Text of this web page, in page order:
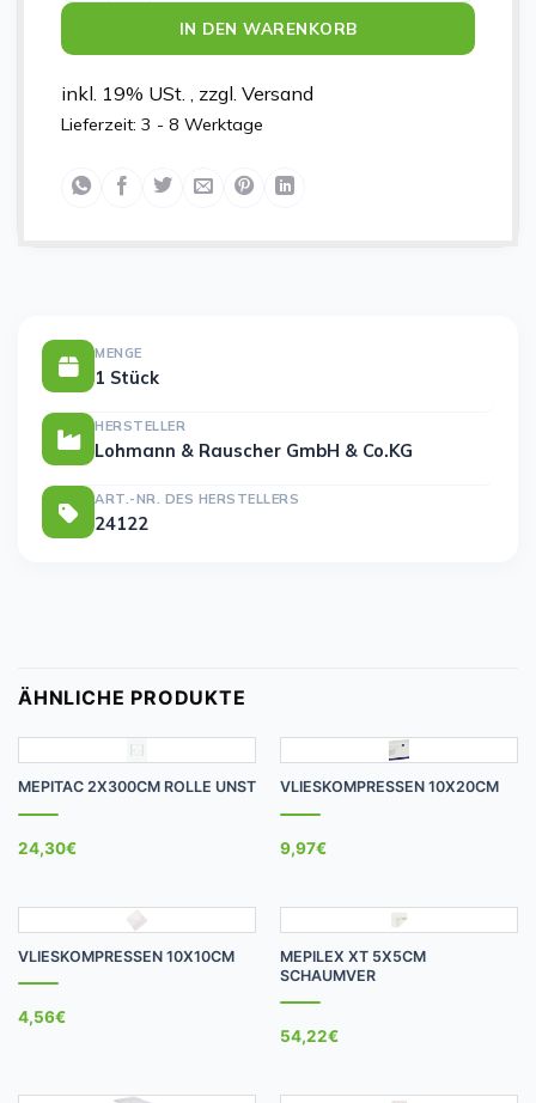
IN DEN WARENKORB
inkl. 19% USt. , zzgl. Versand
Lieferzeit: 3 - 8 Werktage
MENGE
1 Stück
HERSTELLER
Lohmann & Rauscher GmbH & Co.KG
ART.-NR. DES HERSTELLERS
24122
ÄHNLICHE PRODUKTE
MEPITAC 2X300CM ROLLE UNST
24,30€
VLIESKOMPRESSEN 10X20CM
9,97€
VLIESKOMPRESSEN 10X10CM
4,56€
MEPILEX XT 5X5CM
SCHAUMVER
54,22€